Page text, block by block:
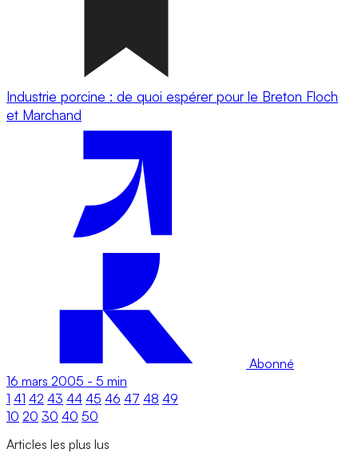
Industrie porcine : de quoi espérer pour le Breton Floch
et Marchand
Abonné
16 mars 2005 - 5 min
1 41 42 43 44 45 46 47 48 49
10 20 30 40 50
Articles les plus lus